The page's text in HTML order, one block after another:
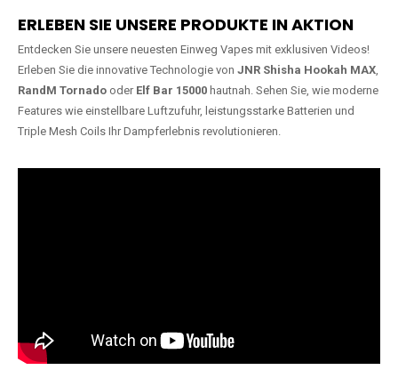
ERLEBEN SIE UNSERE PRODUKTE IN AKTION
Entdecken Sie unsere neuesten Einweg Vapes mit exklusiven Videos!
Erleben Sie die innovative Technologie von JNR Shisha Hookah MAX,
RandM Tornado oder Elf Bar 15000 hautnah. Sehen Sie, wie moderne
Features wie einstellbare Luftzufuhr, leistungsstarke Batterien und
Triple Mesh Coils Ihr Dampferlebnis revolutionieren.